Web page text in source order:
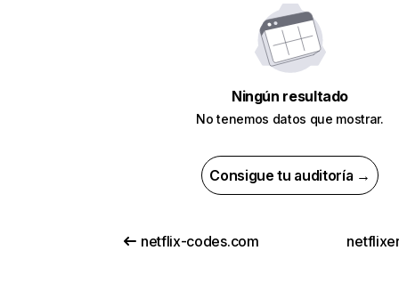
Ningún resultado
No tenemos datos que mostrar.
Consigue tu auditoría →
netflix-codes.com